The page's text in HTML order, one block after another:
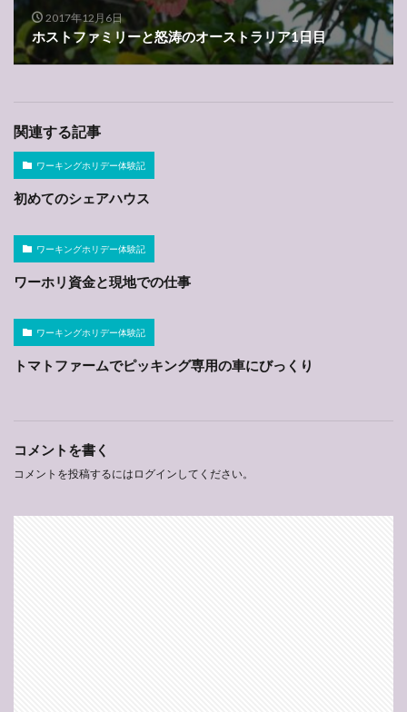
2017年12月6日
ホストファミリーと怒涛のオーストラリア1日目
関連する記事
ワーキングホリデー体験記
初めてのシェアハウス
ワーキングホリデー体験記
ワーホリ資金と現地での仕事
ワーキングホリデー体験記
トマトファームでピッキング専用の車にびっくり
コメントを書く
コメントを投稿するには ログイン してください。